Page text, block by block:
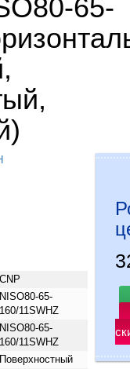
65-
CNP
NISO80-65-
160/11SWHZ
NISO80-65-
160/11SWHZ
Поверхностный